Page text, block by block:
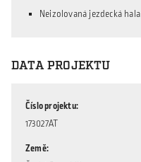
Neizolovaná jezdecká hala
DATA PROJEKTU
Číslo projektu
173027AT
Země